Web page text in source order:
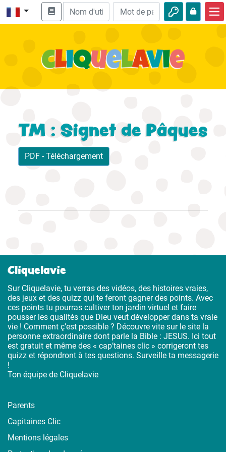
Enseignement biblique
Loisirs
TM : Signet de Pâques
PDF - Téléchargement
Cliquelavie
Sur Cliquelavie, tu verras des vidéos, des histoires vraies,
des jeux et des quizz qui te feront gagner des points. Avec
ces points tu pourras cultiver ton jardin virtuel et faire
pousser les qualités que Dieu veut développer dans ta vraie
vie ! Comment ç’est possible ? Découvre vite sur le site la
personne extraordinaire dont parle la Bible : JESUS. Ici tout
est gratuit et même des « cap’taines clic » corrigeront tes
quizz et répondront à tes questions. Surveille ta messagerie
!
Ton équipe de Cliquelavie
Parents
Capitaines Clic
Mentions légales